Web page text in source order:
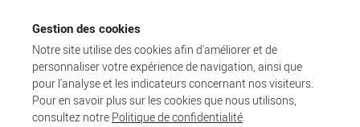
Gestion des cookies
Notre site utilise des cookies afin d'améliorer et de
personnaliser votre expérience de navigation, ainsi que
pour l'analyse et les indicateurs concernant nos visiteurs.
Pour en savoir plus sur les cookies que nous utilisons,
consultez notre Politique de confidentialité